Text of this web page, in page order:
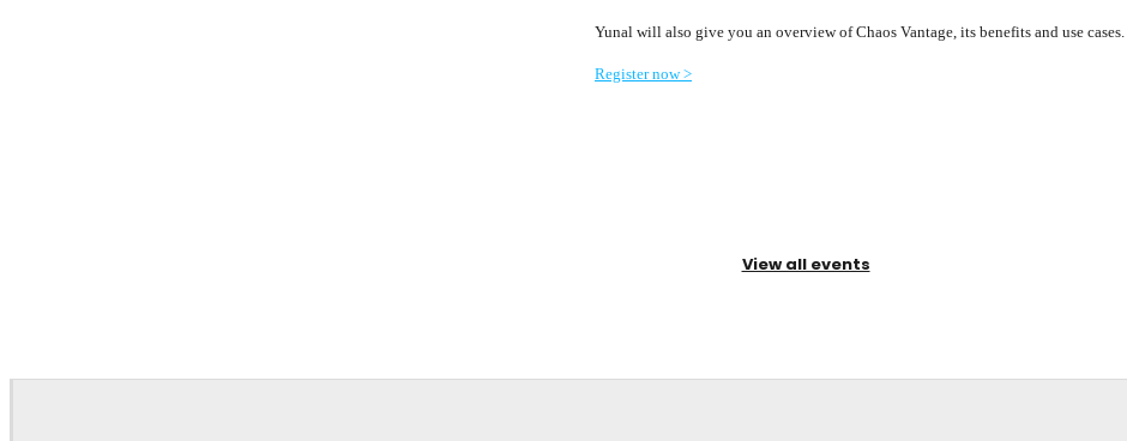
Yunal will also give you an overview of Chaos Vantage, its benefits and use cases.
Register now >
View all events